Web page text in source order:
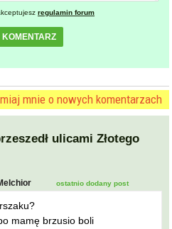
regulamin forum
KOMENTARZ
mnie o nowych komentarzach
ulicami Złotego
ostatnio dodany post
mamę brzusio boli